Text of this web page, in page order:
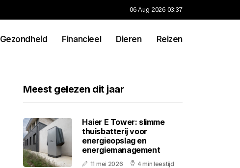
06 Aug 2026 03:37
Gezondheid Financieel Dieren Reizen
Meest gelezen dit jaar
Haier E Tower: slimme
thuisbatterij voor
energieopslag en
energiemanagement
11 mei 2026 4 min leestijd